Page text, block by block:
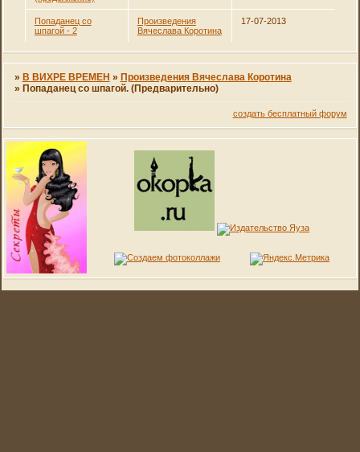
Попаданец со
шпагой - 2
Произведения
Вячеслава Коротина
17-07-2013
» В ВИХРЕ ВРЕМЕН » Произведения Вячеслава Коротина
» Попаданец со шпагой. (Предварительно)
создать бесплатный форум